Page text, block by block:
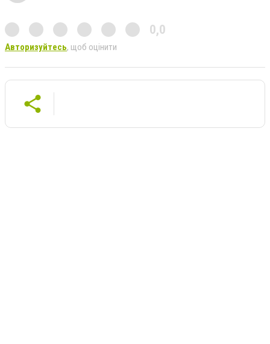
0,0
Авторизуйтесь, щоб оцінити